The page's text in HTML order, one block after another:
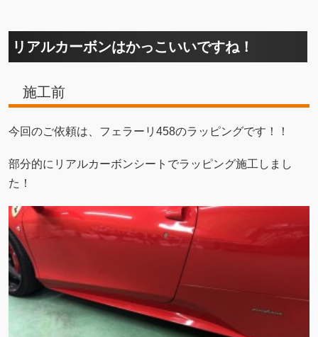
リアルカーボンはかっこいいですね！
施工前
今回のご依頼は、フェラーリ458のラッピングです！！
部分的にリアルカーボンシートでラッピング施工しまし
た！